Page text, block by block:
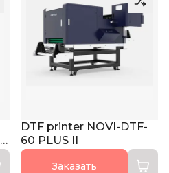
DTF printer NOVI-DTF-
60 PLUS II
Заказать